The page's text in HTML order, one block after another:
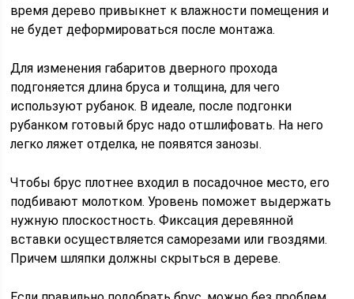
время дерево привыкнет к влажности помещения и
не будет деформироваться после монтажа.
Для изменения габаритов дверного прохода
подгоняется длина бруса и толщина, для чего
используют рубанок. В идеале, после подгонки
рубанком готовый брус надо отшлифовать. На него
легко ляжет отделка, не появятся занозы.
Чтобы брус плотнее входил в посадочное место, его
подбивают молотком. Уровень поможет выдержать
нужную плоскостность. Фиксация деревянной
вставки осуществляется саморезами или гвоздями.
Причем шляпки должны скрыться в дереве.